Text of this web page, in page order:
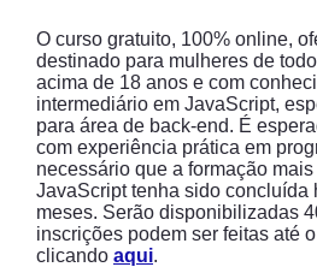
O curso gratuito, 100% online,
destinado para mulheres de
acima de 18 anos e com
intermediário em JavaScript,
para área de back-end. É
com experiência prática em
necessário que a formação
JavaScript tenha sido concluída
meses. Serão disponibilizadas
inscrições podem ser feitas até
clicando aqui.